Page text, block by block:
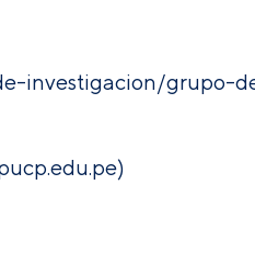
investigacion/